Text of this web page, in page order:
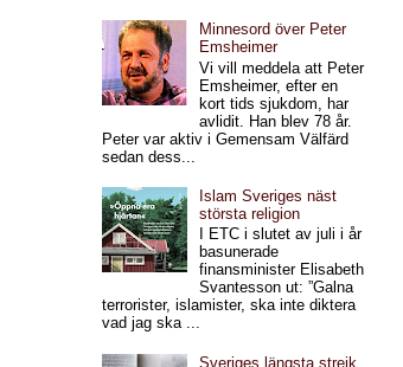
Minnesord över Peter
Emsheimer
Vi vill meddela att Peter
Emsheimer, efter en
kort tids sjukdom, har
avlidit. Han blev 78 år.
Peter var aktiv i Gemensam Välfärd
sedan dess...
Islam Sveriges näst
största religion
I ETC i slutet av juli i år
basunerade
finansminister Elisabeth
Svantesson ut: ”Galna
terrorister, islamister, ska inte diktera
vad jag ska ...
Sveriges längsta strejk